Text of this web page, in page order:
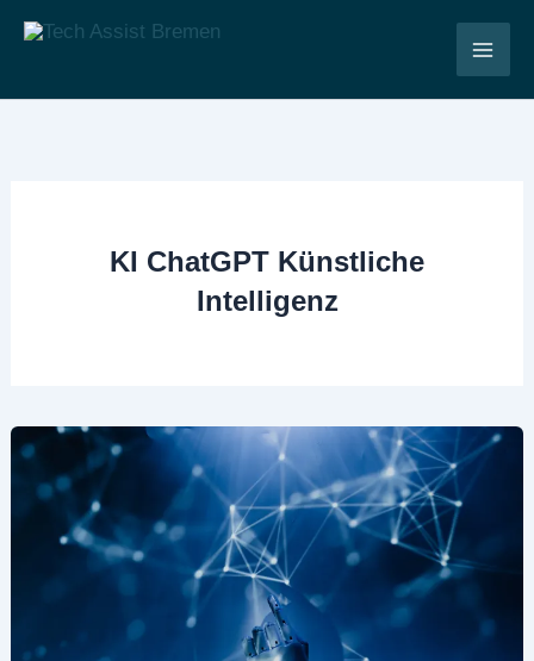
Inhalt
KI ChatGPT Künstliche
Intelligenz